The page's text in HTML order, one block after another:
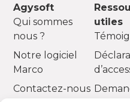
Agysoft
Qui sommes
nous ?
Notre logiciel
Marco
Contactez-nous
utiles